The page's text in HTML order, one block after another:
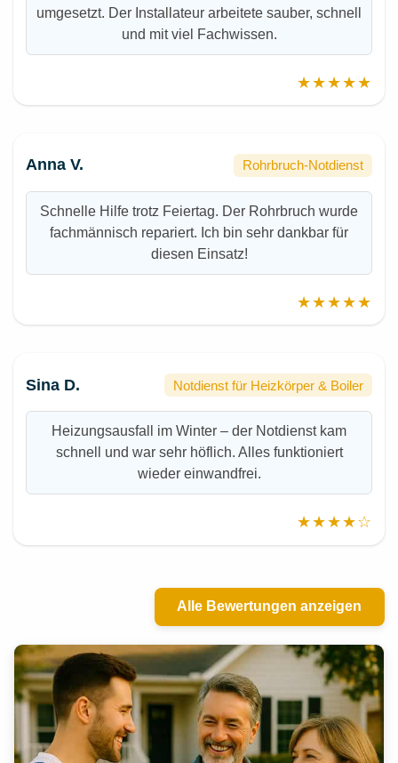
umgesetzt. Der Installateur arbeitete sauber, schnell
und mit viel Fachwissen.
★★★★★
Anna V. Rohrbruch-Notdienst
Schnelle Hilfe trotz Feiertag. Der Rohrbruch wurde
fachmännisch repariert. Ich bin sehr dankbar für
diesen Einsatz!
★★★★★
Sina D. Notdienst für Heizkörper & Boiler
Heizungsausfall im Winter – der Notdienst kam
schnell und war sehr höflich. Alles funktioniert
wieder einwandfrei.
★★★★☆
Alle Bewertungen anzeigen